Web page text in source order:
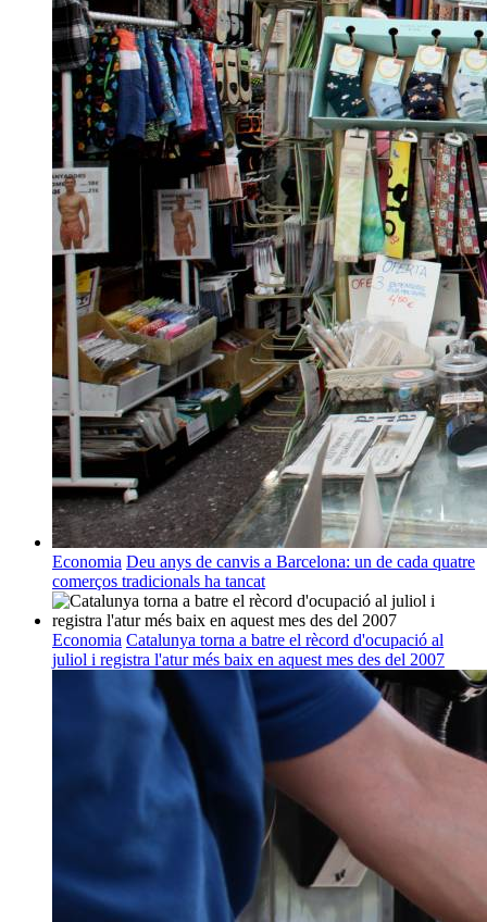
Economia Deu anys de canvis a Barcelona: un de cada quatre
comerços tradicionals ha tancat
Economia Catalunya torna a batre el rècord d'ocupació al
juliol i registra l'atur més baix en aquest mes des del 2007